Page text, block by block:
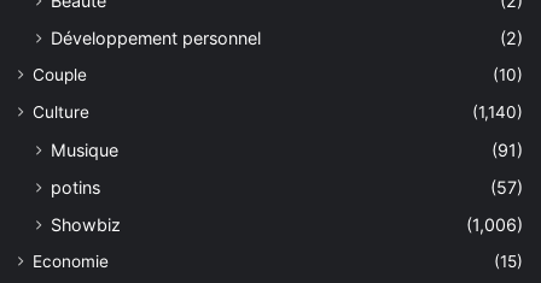
Développement personnel
(2)
Couple
(10)
Culture
(1,140)
Musique
(91)
potins
(57)
Showbiz
(1,006)
Economie
(15)